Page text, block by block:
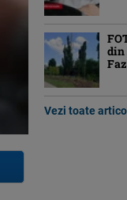
din
Vezi toate